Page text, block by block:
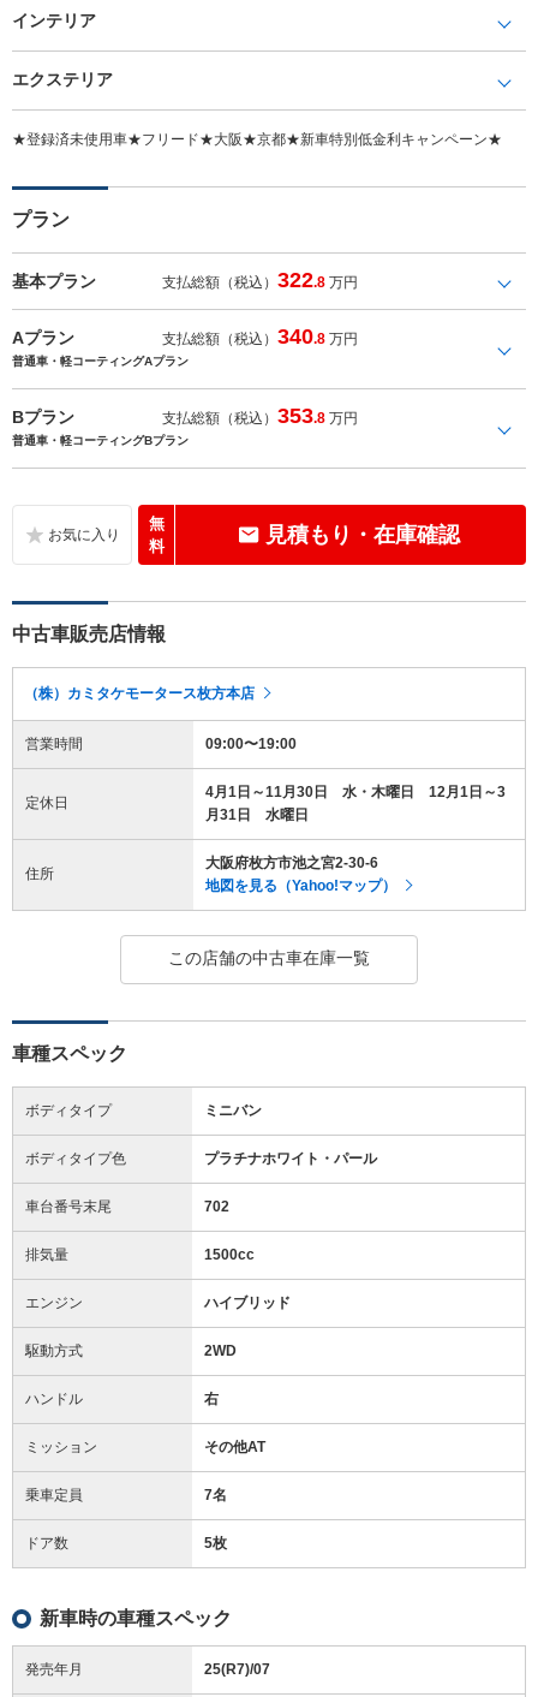
インテリア
エクステリア
★登録済未使用車★フリード★大阪★京都★新車特別低金利キャンペーン★
プラン
基本プラン 支払総額（税込）322.8 万円
Aプラン 支払総額（税込）340.8 万円
普通車・軽コーティングAプラン
Bプラン 支払総額（税込）353.8 万円
普通車・軽コーティングBプラン
無
料
見積もり・在庫確認
中古車販売店情報
（株）カミタケモータース枚方本店
営業時間 09:00〜19:00
定休日
4月1日～11月30日 水・木曜日 12月1日～3
月31日 水曜日
住所
大阪府枚方市池之宮2-30-6
地図を見る（Yahoo!マップ）
この店舗の中古車在庫一覧
車種スペック
ボディタイプ ミニバン
ボディタイプ色 プラチナホワイト・パール
車台番号末尾 702
排気量 1500cc
エンジン ハイブリッド
駆動方式 2WD
ハンドル 右
ミッション その他AT
乗車定員 7名
ドア数 5枚
新車時の車種スペック
発売年月 25(R7)/07